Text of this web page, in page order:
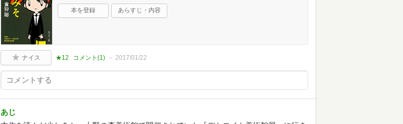
本を登録 あらすじ・内容
ナイス ★12 コメント(1 ) 2017/01/22
あじ